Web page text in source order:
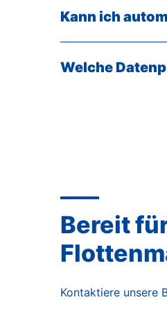
Kann ich
Welche
Bereit
Kontaktiere unsere